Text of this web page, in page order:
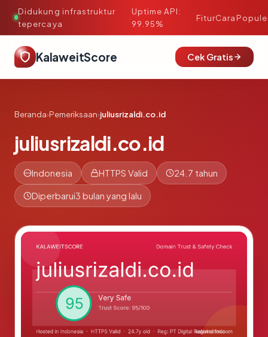
Didukung infrastruktur
tepercaya
·
Uptime API:
99.95%
FiturCara
KalaweitScore Cek Gratis
Beranda›Pemeriksaan›juliusrizaldi.co.id
juliusrizaldi.co.id
Indonesia HTTPS Valid 24.7 tahun
Diperbarui3 bulan yang lalu